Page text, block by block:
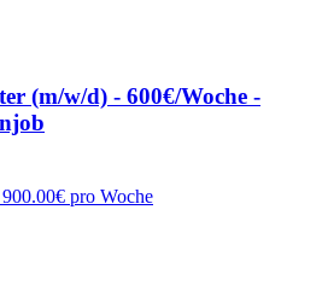
(m/w/d) - 600€/Woche -
pro Woche